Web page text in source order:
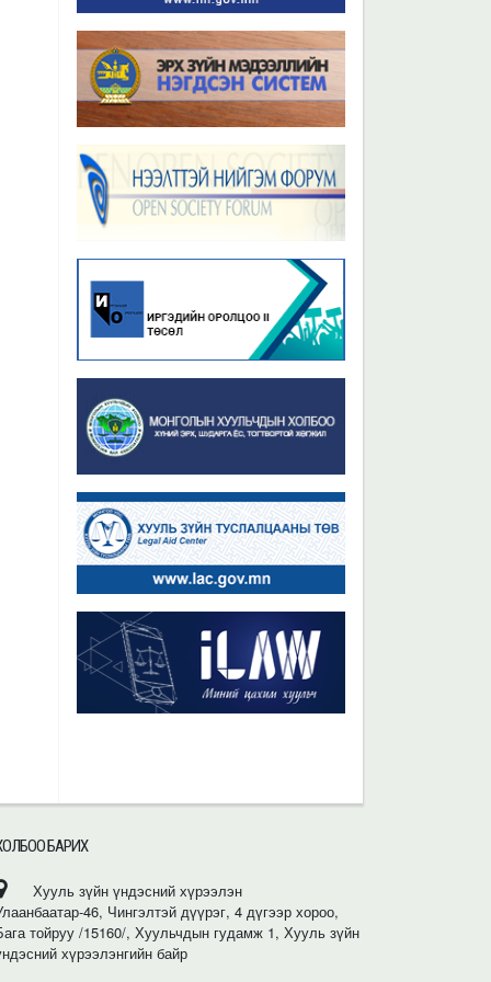
Бүх мэдээ
БАРИХ
Хууль зүйн үндэсний хүрээлэн
46, Чингэлтэй дүүрэг, 4 дүгээр хороо,
тойруу /15160/, Хуульчдын гудамж 1, Хууль зүйн
хүрээлэнгийн байр